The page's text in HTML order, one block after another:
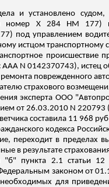
и установлено
номер Х 284 НМ
под управлением
истцом транспортному
происшествие
N 0142370743), истец
ремонта поврежденного
страхового
эксперта ООО "
от 26.03.2010 N 220793
составила 11 968
кодекса
переходит в пределах
в результате
пункта 2.1 статьи 12
законом от
для